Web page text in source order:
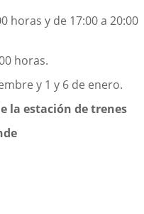
horas y de 17:00 a 20:00
horas.
y 1 y 6 de enero.
la estación de trenes